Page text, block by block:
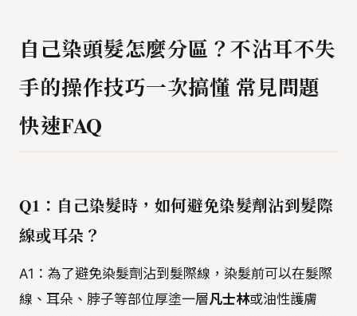
自己染頭髮怎麼分區？不沾耳不失
手的操作技巧一次搞懂 常見問題
快速FAQ
Q1：自己染髮時，如何避免染髮劑沾到髮際
線或耳朵？
A1：為了避免染髮劑沾到髮際線，染髮前可以在髮際
線、耳朵、脖子等部位厚塗一層凡士林或油性護膚